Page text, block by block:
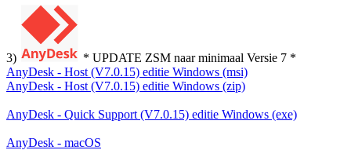
3)
* UPDATE ZSM naar minimaal Versie 7 *
AnyDesk - Host (V7.0.15) editie Windows (msi)
AnyDesk - Host (V7.0.15) editie Windows (zip)
AnyDesk - Quick Support (V7.0.15) editie Windows (exe)
AnyDesk - macOS